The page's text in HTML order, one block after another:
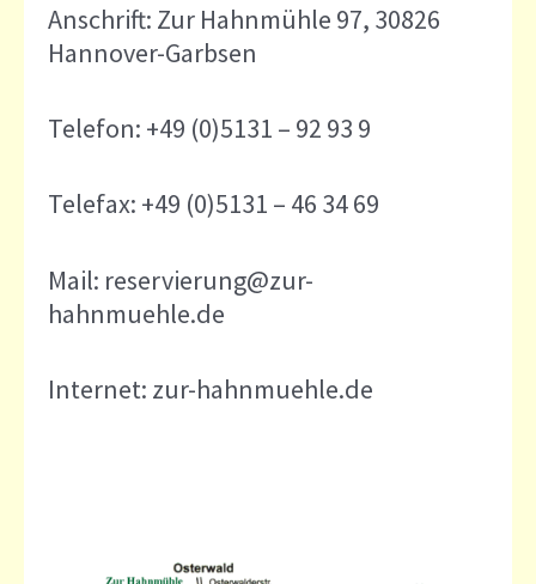
Anschrift: Zur Hahnmühle 97, 30826
Hannover-Garbsen
Telefon: +49 (0)5131 – 92 93 9
Telefax: +49 (0)5131 – 46 34 69
Mail: reservierung@zur-
hahnmuehle.de
Internet: zur-hahnmuehle.de